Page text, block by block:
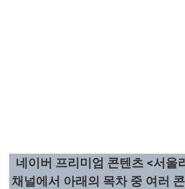
네이버 프리미엄 콘텐츠 <서울
채널에서 아래의 목차 중 여러